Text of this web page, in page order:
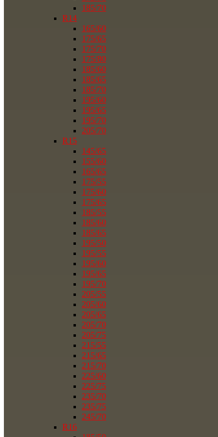
185/70
R14
165/60
175/65
175/70
175/80
185/60
185/65
185/70
195/60
195/65
195/70
205/70
R15
145/65
155/60
165/65
175/55
175/60
175/65
185/55
185/60
185/65
195/50
195/55
195/60
195/65
195/70
205/55
205/60
205/65
205/70
205/75
215/55
215/65
215/70
225/60
225/75
235/70
235/75
245/70
R16